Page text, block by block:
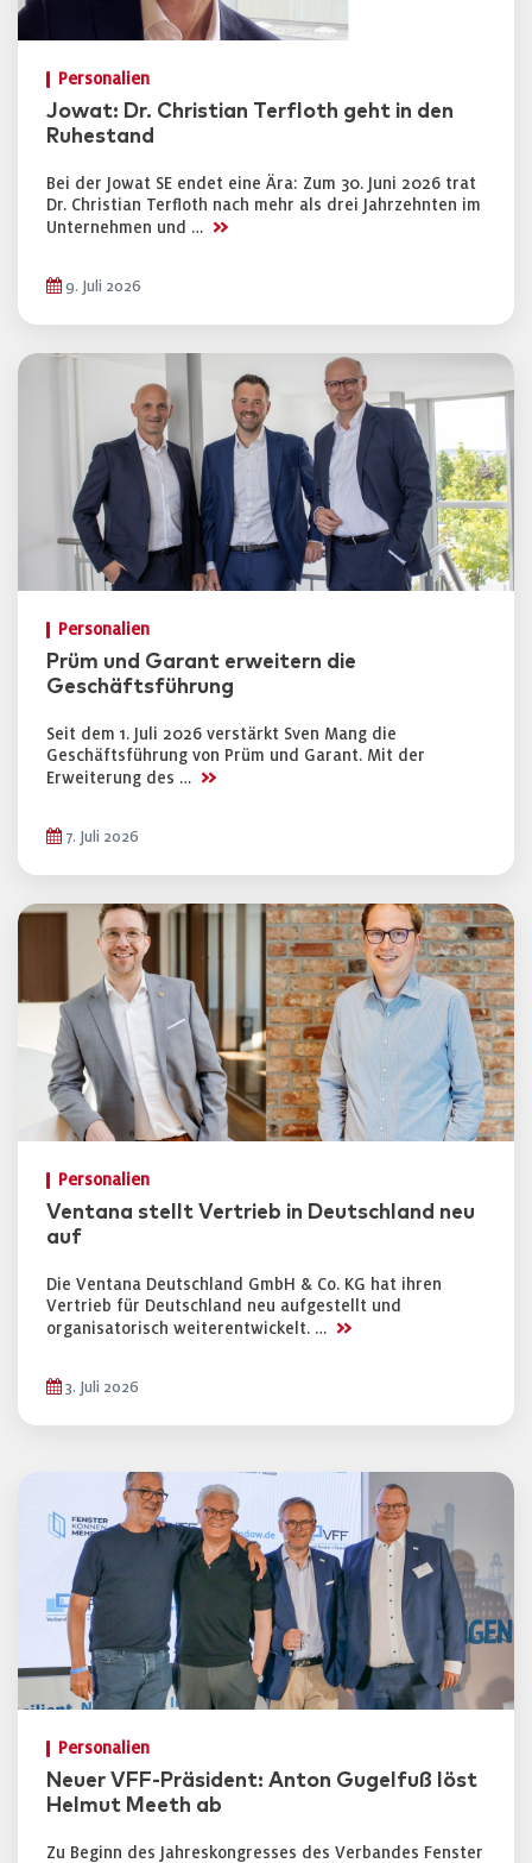
Personalien
Jowat: Dr. Christian Terfloth geht in den
Ruhestand
Bei der Jowat SE endet eine Ära: Zum 30. Juni 2026 trat
Dr. Christian Terfloth nach mehr als drei Jahrzehnten im
Unternehmen und … >>
9. Juli 2026
Personalien
Prüm und Garant erweitern die
Geschäftsführung
Seit dem 1. Juli 2026 verstärkt Sven Mang die
Geschäftsführung von Prüm und Garant. Mit der
Erweiterung des … >>
7. Juli 2026
Personalien
Ventana stellt Vertrieb in Deutschland neu
auf
Die Ventana Deutschland GmbH & Co. KG hat ihren
Vertrieb für Deutschland neu aufgestellt und
organisatorisch weiterentwickelt. … >>
3. Juli 2026
Personalien
Neuer VFF-Präsident: Anton Gugelfuß löst
Helmut Meeth ab
Zu Beginn des Jahreskongresses des Verbandes Fenster